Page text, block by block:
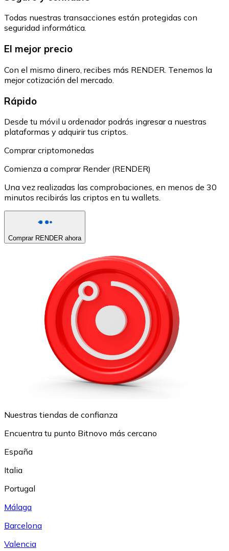
Todas nuestras transacciones están protegidas con
seguridad informática.
El mejor precio
Con el mismo dinero, recibes más RENDER. Tenemos la
mejor cotización del mercado.
Rápido
Desde tu móvil u ordenador podrás ingresar a nuestras
plataformas y adquirir tus criptos.
Comprar criptomonedas
Comienza a comprar Render (RENDER)
Una vez realizadas las comprobaciones, en menos de 30
minutos recibirás las criptos en tu wallets.
Comprar RENDER ahora
Nuestras tiendas de confianza
Encuentra tu punto Bitnovo más cercano
España
Italia
Portugal
Málaga
Barcelona
Valencia